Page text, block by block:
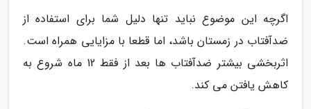
اگرچه این موضوع نباید تنها دلیل شما برای استفاده از
ضدآفتاب در زمستان باشد، اما قطعا با مزایایی همراه است.
اثربخشی بیشتر ضدآفتاب ها بعد از فقط 12 ماه شروع به
کاهش یافتن می کند.